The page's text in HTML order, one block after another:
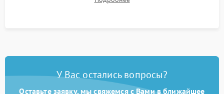
штатного слива и абсолютной сухости в поддоне.
У Вас остались вопросы?
Оставьте заявку, мы свяжемся с Вами в ближайшее